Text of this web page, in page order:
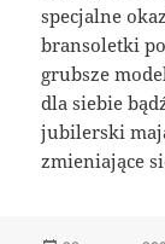
specjalne
bransoletki
grubsze
dla siebie
jubilerski
zmieniające